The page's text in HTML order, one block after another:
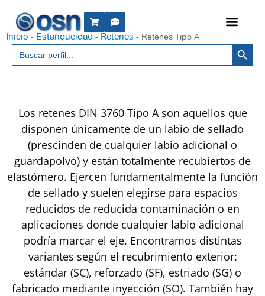
Buscar: Botón
Inicio - Estanqueidad - Retenes - Retenes Tipo A
Los retenes DIN 3760 Tipo A son aquellos que
disponen únicamente de un labio de sellado
(prescinden de cualquier labio adicional o
guardapolvo) y están totalmente recubiertos de
elastómero. Ejercen fundamentalmente la función
de sellado y suelen elegirse para espacios
reducidos de reducida contaminación o en
aplicaciones donde cualquier labio adicional
podría marcar el eje. Encontramos distintas
variantes según el recubrimiento exterior:
estándar (SC), reforzado (SF), estriado (SG) o
fabricado mediante inyección (SO). También hay